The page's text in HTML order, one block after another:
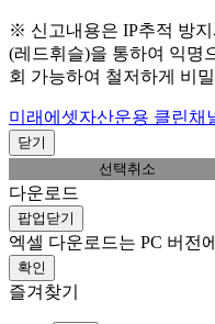
※ 신고내용은 IP추적 방
(레드휘슬)을 통하여 익명
회 가능하여 철저하게 비
미래에셋자산운용 클린채
닫기
선택취소
다운로드
팝업닫기
엑셀 다운로드는 PC 버전
확인
즐겨찾기